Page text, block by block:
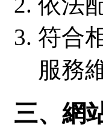
符合
服務
三、網